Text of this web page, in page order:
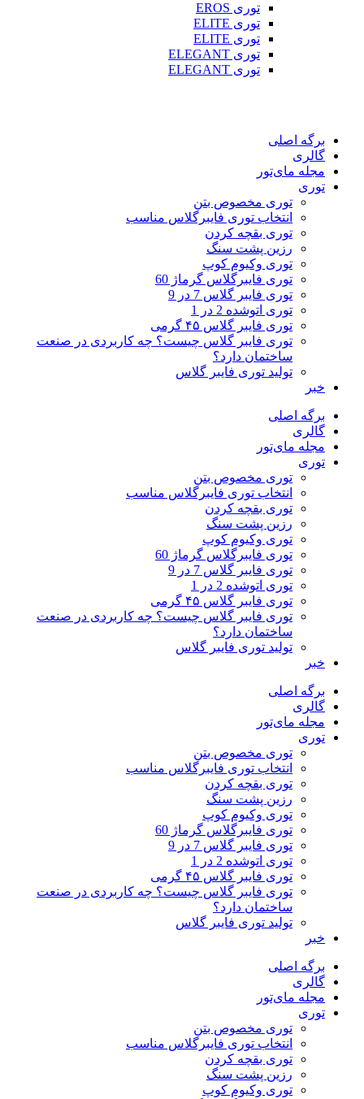
توری EROS
توری ELITE
توری ELITE
توری ELEGANT
توری ELEGANT
برگه اصلی
گالری
مجله مای‌تور
توری
توری مخصوص بتن
انتخاب توری فایبرگلاس مناسب
توری بقچه کردن
رزین پشت سنگ
توری وکیوم کوپ
توری فایبرگلاس گرماژ 60
توری فایبر گلاس 7 در 9
توری اتوشده 2 در 1
توری فایبر گلاس ۴۵ گرمی
توری فایبر گلاس چیست؟ چه کاربردی در صنعت
ساختمان دارد؟
تولید توری فایبر گلاس
خبر
برگه اصلی
گالری
مجله مای‌تور
توری
توری مخصوص بتن
انتخاب توری فایبرگلاس مناسب
توری بقچه کردن
رزین پشت سنگ
توری وکیوم کوپ
توری فایبرگلاس گرماژ 60
توری فایبر گلاس 7 در 9
توری اتوشده 2 در 1
توری فایبر گلاس ۴۵ گرمی
توری فایبر گلاس چیست؟ چه کاربردی در صنعت
ساختمان دارد؟
تولید توری فایبر گلاس
خبر
برگه اصلی
گالری
مجله مای‌تور
توری
توری مخصوص بتن
انتخاب توری فایبرگلاس مناسب
توری بقچه کردن
رزین پشت سنگ
توری وکیوم کوپ
توری فایبرگلاس گرماژ 60
توری فایبر گلاس 7 در 9
توری اتوشده 2 در 1
توری فایبر گلاس ۴۵ گرمی
توری فایبر گلاس چیست؟ چه کاربردی در صنعت
ساختمان دارد؟
تولید توری فایبر گلاس
خبر
برگه اصلی
گالری
مجله مای‌تور
توری
توری مخصوص بتن
انتخاب توری فایبرگلاس مناسب
توری بقچه کردن
رزین پشت سنگ
توری وکیوم کوپ